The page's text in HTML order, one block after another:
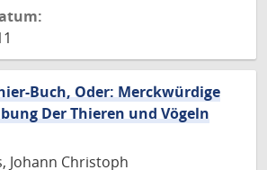
Buch, Oder: Merckwürdige
Der Thieren und Vögeln
Johann Christoph